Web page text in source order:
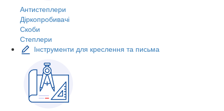
Антистеплери
Діркопробивачі
Скоби
Степлери
Інструменти для креслення та письма